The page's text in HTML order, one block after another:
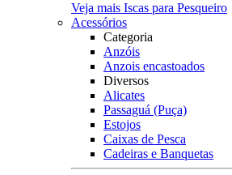
Veja mais Iscas para Pesqueiro
Acessórios
Categoria
Anzóis
Anzois encastoados
Diversos
Alicates
Passaguá (Puça)
Estojos
Caixas de Pesca
Cadeiras e Banquetas